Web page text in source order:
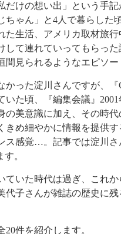
だけの想い出」という手
ちゃん」と4 人で暮らした
生活、アメリカ取材旅
して連れていってもらっ
見られるようなエピソー
った淀川さんですが、『
た頃、『編集会議』 2001
の美意識に加え、その時
め細やかに情報を提供す
ス感覚…。記事では淀川
。
いた時代は過ぎ、これ
代子さんが雑誌の歴史に
20件を紹介します。